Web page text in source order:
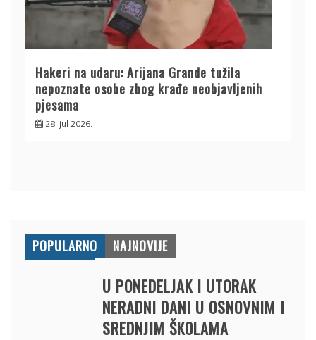
Hakeri na udaru: Arijana Grande tužila
nepoznate osobe zbog krađe neobjavljenih
pjesama
28. jul 2026.
POPULARNO NAJNOVIJE
U PONEDELJAK I UTORAK
NERADNI DANI U OSNOVNIM I
SREDNJIM ŠKOLAMA